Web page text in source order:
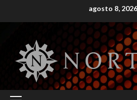
to
agosto 8, 2026